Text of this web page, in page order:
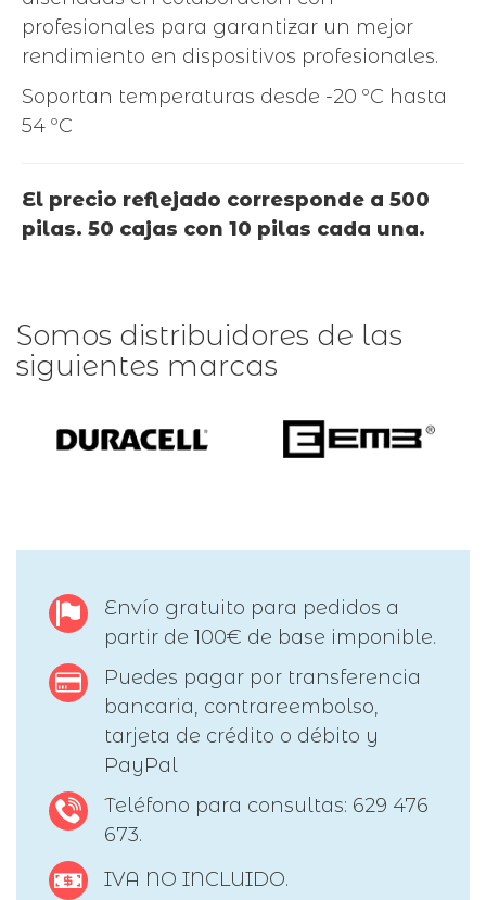
profesionales para garantizar un mejor
rendimiento en dispositivos profesionales.
Soportan temperaturas desde -20 ºC hasta
54 ºC
El precio reflejado corresponde a 500
pilas. 50 cajas con 10 pilas cada una.
Somos distribuidores de las
siguientes marcas
Envío gratuito para pedidos a
partir de 100€ de base imponible.
Puedes pagar por transferencia
bancaria, contrareembolso,
tarjeta de crédito o débito y
PayPal
Teléfono para consultas: 629 476
673.
IVA NO INCLUIDO.